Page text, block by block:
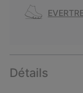
Détails